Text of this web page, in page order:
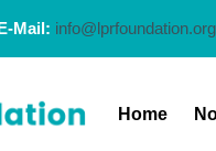
Mail: info@lprfoundation.org
Home